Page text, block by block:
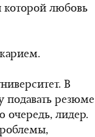
которой любовь
В
подавать резюме
очередь, лидер.